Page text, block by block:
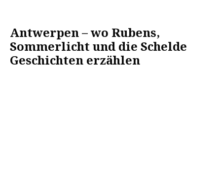
Antwerpen – wo Rubens,
Sommerlicht und die Schelde
Geschichten erzählen